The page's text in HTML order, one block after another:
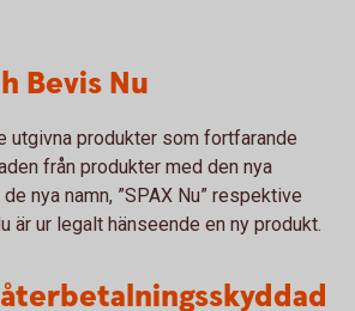
Bevis Nu
utgivna produkter som fortfarande
från produkter med den nya
nya namn, ”SPAX Nu” respektive
är ur legalt hänseende en ny produkt.
återbetalningsskyddad